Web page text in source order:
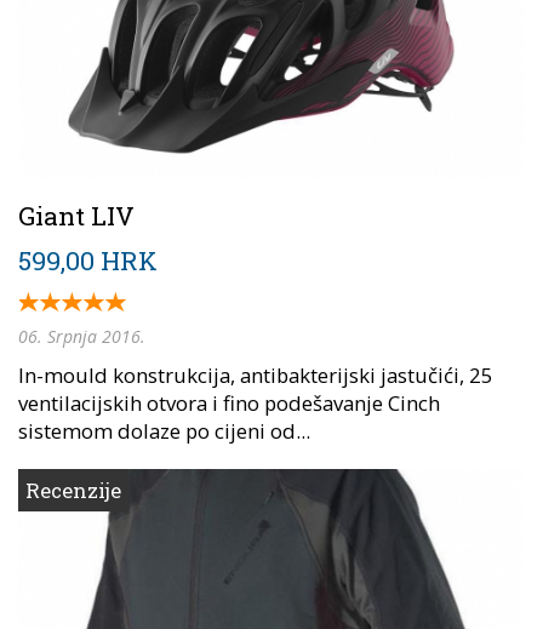
Giant LIV
599,00 HRK
06. Srpnja 2016.
In-mould konstrukcija, antibakterijski jastučići, 25
ventilacijskih otvora i fino podešavanje Cinch
sistemom dolaze po cijeni od...
Recenzije